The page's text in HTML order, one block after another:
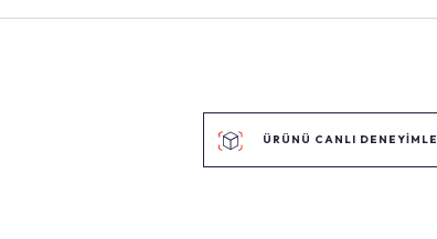
ÜRÜNÜ CANLI DENEYİMLE